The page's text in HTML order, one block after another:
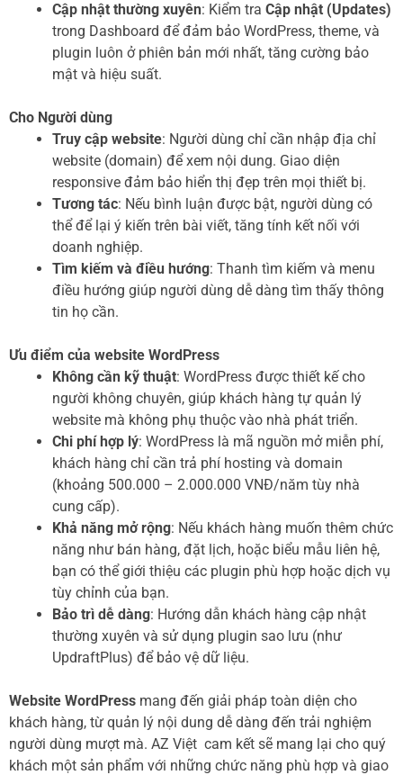
Cập nhật thường xuyên: Kiểm tra Cập nhật (Updates)
trong Dashboard để đảm bảo WordPress, theme, và
plugin luôn ở phiên bản mới nhất, tăng cường bảo
mật và hiệu suất.
Cho Người dùng
Truy cập website: Người dùng chỉ cần nhập địa chỉ
website (domain) để xem nội dung. Giao diện
responsive đảm bảo hiển thị đẹp trên mọi thiết bị.
Tương tác: Nếu bình luận được bật, người dùng có
thể để lại ý kiến trên bài viết, tăng tính kết nối với
doanh nghiệp.
Tìm kiếm và điều hướng: Thanh tìm kiếm và menu
điều hướng giúp người dùng dễ dàng tìm thấy thông
tin họ cần.
Ưu điểm của website WordPress
Không cần kỹ thuật: WordPress được thiết kế cho
người không chuyên, giúp khách hàng tự quản lý
website mà không phụ thuộc vào nhà phát triển.
Chi phí hợp lý: WordPress là mã nguồn mở miễn phí,
khách hàng chỉ cần trả phí hosting và domain
(khoảng 500.000 – 2.000.000 VNĐ/năm tùy nhà
cung cấp).
Khả năng mở rộng: Nếu khách hàng muốn thêm chức
năng như bán hàng, đặt lịch, hoặc biểu mẫu liên hệ,
bạn có thể giới thiệu các plugin phù hợp hoặc dịch vụ
tùy chỉnh của bạn.
Bảo trì dễ dàng: Hướng dẫn khách hàng cập nhật
thường xuyên và sử dụng plugin sao lưu (như
UpdraftPlus) để bảo vệ dữ liệu.
Website WordPress mang đến giải pháp toàn diện cho
khách hàng, từ quản lý nội dung dễ dàng đến trải nghiệm
người dùng mượt mà. AZ Việt cam kết sẽ mang lại cho quý
khách một sản phẩm với những chức năng phù hợp và giao